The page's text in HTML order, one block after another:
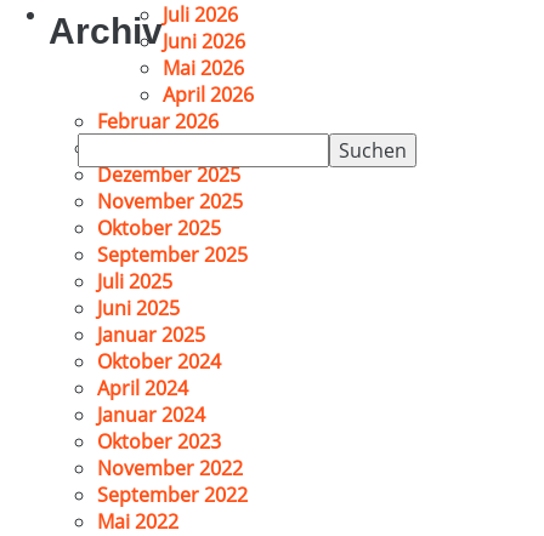
Suchen
nach:
ArchivJuli 2026
Juni 2026
Mai 2026
April 2026
Februar 2026
Dezember 2025
November 2025
Oktober 2025
September 2025
Juli 2025
Juni 2025
Januar 2025
Oktober 2024
April 2024
Januar 2024
Oktober 2023
November 2022
September 2022
Mai 2022